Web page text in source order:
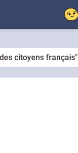
citoyens français"